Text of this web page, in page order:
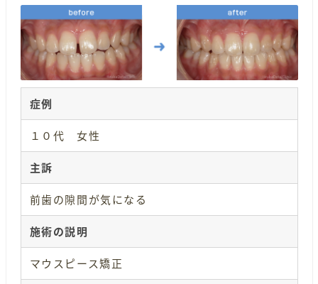
症例
１０代 女性
主訴
前歯の隙間が気になる
施術の説明
マウスピース矯正